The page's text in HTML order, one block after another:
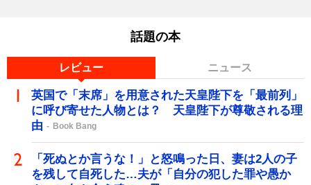
話題の本
レビュー ニュース
英国で「末席」を用意された天皇陛下を「最前列」
に呼び寄せた人物とは？ 天皇陛下が尊敬される理
由
Book Bang
「死ぬとか言うな！」と怒鳴った日、妻は2人の子
を残して自死した…夫が「自分の犯した罪や愚か